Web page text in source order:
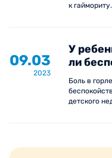
к
09.03
2023
У
ли
Боль в
детского